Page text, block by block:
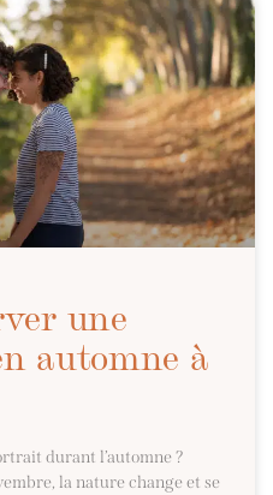
une
automne à
durant l’automne ?
la nature change et se